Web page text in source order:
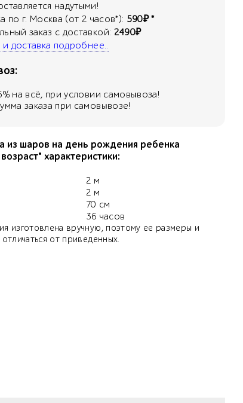
надутыми!
по г. Москва (от 2 часов*): 590₽ *
заказ с доставкой: 2490₽
и доставка подробнее..
% на всё, при условии самовывоза!
заказа при самовывозе!
из шаров на день рождения ребенка
характеристики:
2 м
2 м
70 см
36 часов
изготовлена вручную, поэтому ее размеры и
от приведенных.